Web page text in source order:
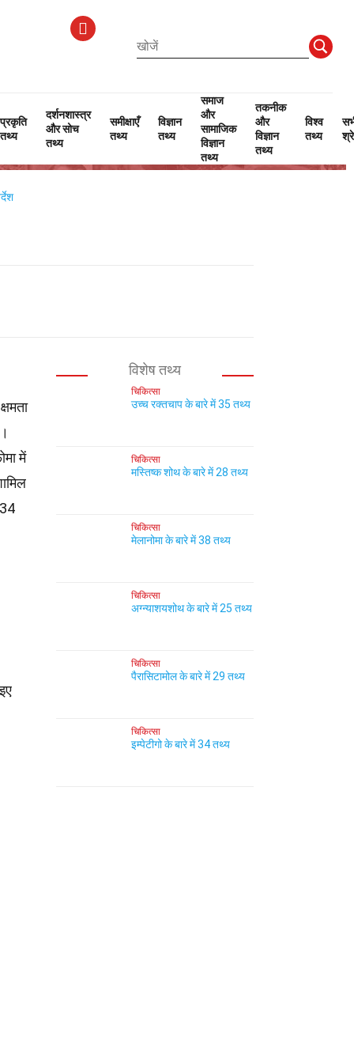
प्रकृति
तथ्य
दर्शनशास्त्र
और सोच
तथ्य
समीक्षाएँ
तथ्य
विज्ञान
तथ्य
समाज
और
सामाजिक
विज्ञान
तथ्य
तकनीक
और
विज्ञान
तथ्य
विश्व
तथ्य
।
में
विशेष तथ्य
चिकित्सा
उच्च रक्तचाप के बारे में 35 तथ्य
चिकित्सा
मस्तिष्क शोथ के बारे में 28 तथ्य
चिकित्सा
मेलानोमा के बारे में 38 तथ्य
चिकित्सा
अग्न्याशयशोथ के बारे में 25 तथ्य
चिकित्सा
पैरासिटामोल के बारे में 29 तथ्य
चिकित्सा
इम्पेटीगो के बारे में 34 तथ्य